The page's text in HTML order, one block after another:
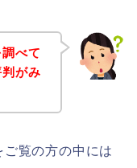
べて
がみ
覧の方の中には